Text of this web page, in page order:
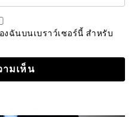
ฉันบนเบราว์เซอร์นี้ สำหรับ